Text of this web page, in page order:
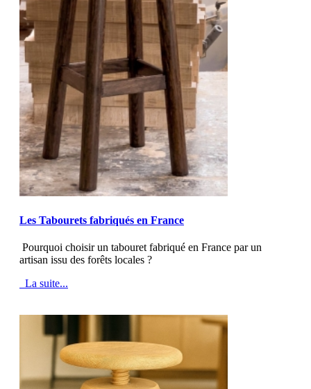
Les Tabourets fabriqués en France
Pourquoi choisir un tabouret fabriqué en France par un
artisan issu des forêts locales ?
La suite...